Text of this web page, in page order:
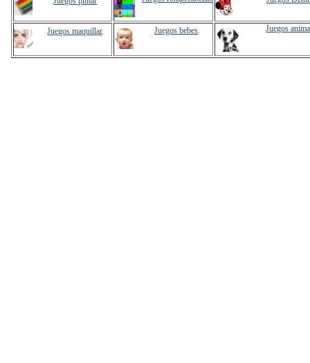
Juegos maquillar. Juegos bebes. Juegos